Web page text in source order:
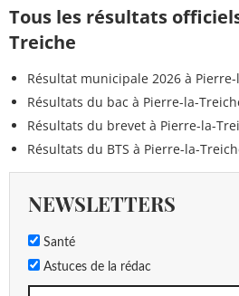
Tous les résultats
Treiche
Résultat municipale 2026 à
Résultats du bac à Pierre-la-
Résultats du brevet à Pierre-la-
Résultats du BTS à Pierre-la-
NEWSLETTERS
Santé
Astuces de la rédac